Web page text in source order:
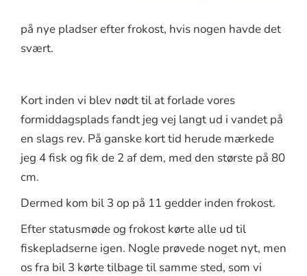
på nye pladser efter frokost, hvis nogen havde det
svært.
Kort inden vi blev nødt til at forlade vores
formiddagsplads fandt jeg vej langt ud i vandet på
en slags rev. På ganske kort tid herude mærkede
jeg 4 fisk og fik de 2 af dem, med den største på 80
cm.
Dermed kom bil 3 op på 11 gedder inden frokost.
Efter statusmøde og frokost kørte alle ud til
fiskepladserne igen. Nogle prøvede noget nyt, men
os fra bil 3 kørte tilbage til samme sted, som vi